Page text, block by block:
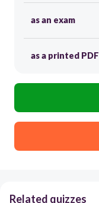
as an exam
as a printed PDF
Related quizzes